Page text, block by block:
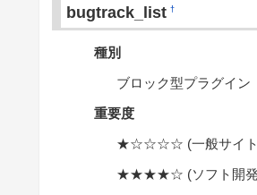
bugtrack_list †
種別
ブロック型プラグイン
重要度
★☆☆☆☆ (一般サイ
★★★★☆ (ソフト開発